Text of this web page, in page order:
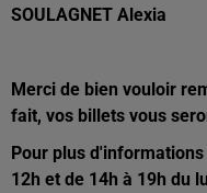
SOULAGNET Alexia
Merci de bien vouloir
fait, vos billets vous
Pour plus
12h et de 14h à 19h du